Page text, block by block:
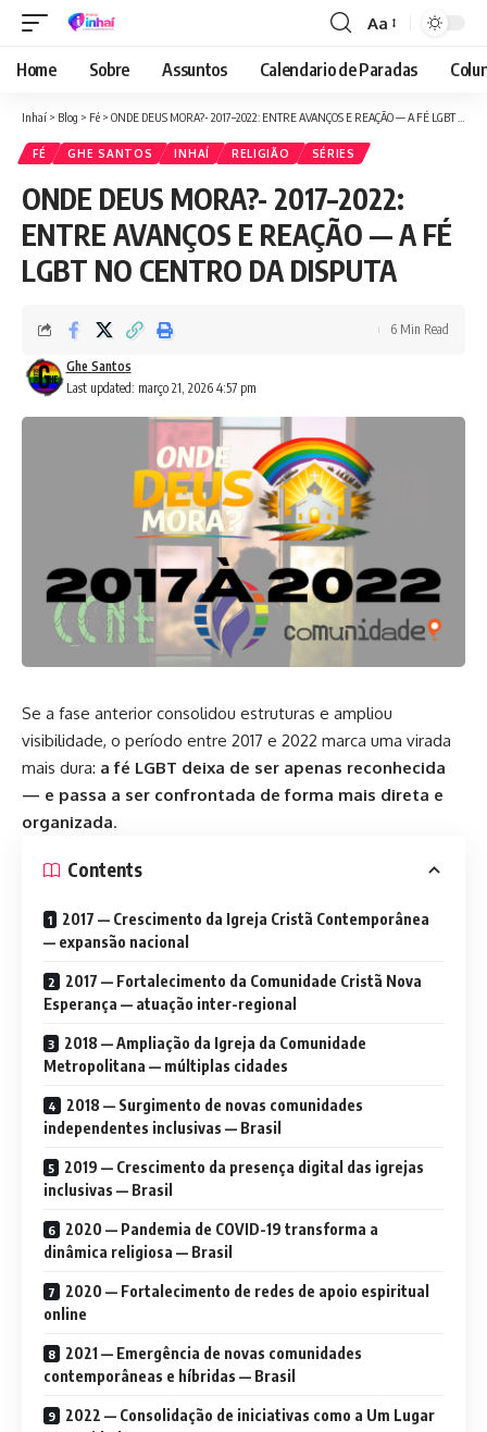
Font
Resizer
Aa
Home Sobre Assuntos Calendario de Paradas
Inhaí > Blog > Fé > ONDE DEUS MORA?- 2017–2022: ENTRE AVANÇOS E REAÇÃO — A FÉ LGBT NO CENTRO DA DISPUTA
FÉ GHE SANTOS INHAÍ RELIGIÃO SÉRIES
ONDE DEUS MORA?- 2017–2022:
ENTRE AVANÇOS E REAÇÃO — A FÉ
LGBT NO CENTRO DA DISPUTA
Last updated: março 21, 2026 4:57 pm
Ghe Santos
6 Min Read
Se a fase anterior consolidou estruturas e ampliou
visibilidade, o período entre 2017 e 2022 marca uma virada
mais dura: a fé LGBT deixa de ser apenas reconhecida
— e passa a ser confrontada de forma mais direta e
organizada.
Contents
2017 — Crescimento da Igreja Cristã Contemporânea
— expansão nacional
2017 — Fortalecimento da Comunidade Cristã Nova
Esperança — atuação inter-regional
2018 — Ampliação da Igreja da Comunidade
Metropolitana — múltiplas cidades
2018 — Surgimento de novas comunidades
independentes inclusivas — Brasil
2019 — Crescimento da presença digital das igrejas
inclusivas — Brasil
2020 — Pandemia de COVID-19 transforma a
dinâmica religiosa — Brasil
2020 — Fortalecimento de redes de apoio espiritual
online
2021 — Emergência de novas comunidades
contemporâneas e híbridas — Brasil
2022 — Consolidação de iniciativas como a Um Lugar